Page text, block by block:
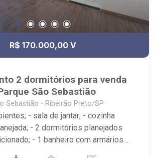
R$ 170.000,00 V
2 dormitórios para venda
São Sebastião
Sebastião - Ribeirão Preto/SP
- sala de jantar; - cozinha
- 2 dormitórios planejados
- 1 banheiro com armários,